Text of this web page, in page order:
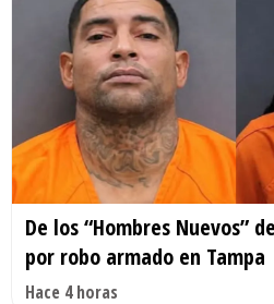
De los “Hombres Nuevos”
por robo armado en Tampa
Hace 4 horas